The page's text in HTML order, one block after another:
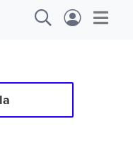
académicos,